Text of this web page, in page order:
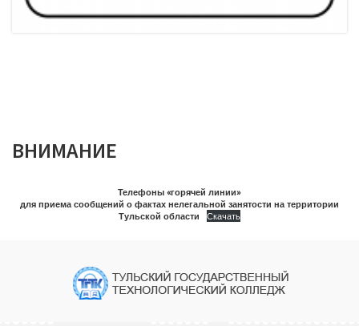
ВНИМАНИЕ
Телефоны «горячей линии»
для приема сообщений о фактах нелегальной занятости на территории
Тульской области
Скачать